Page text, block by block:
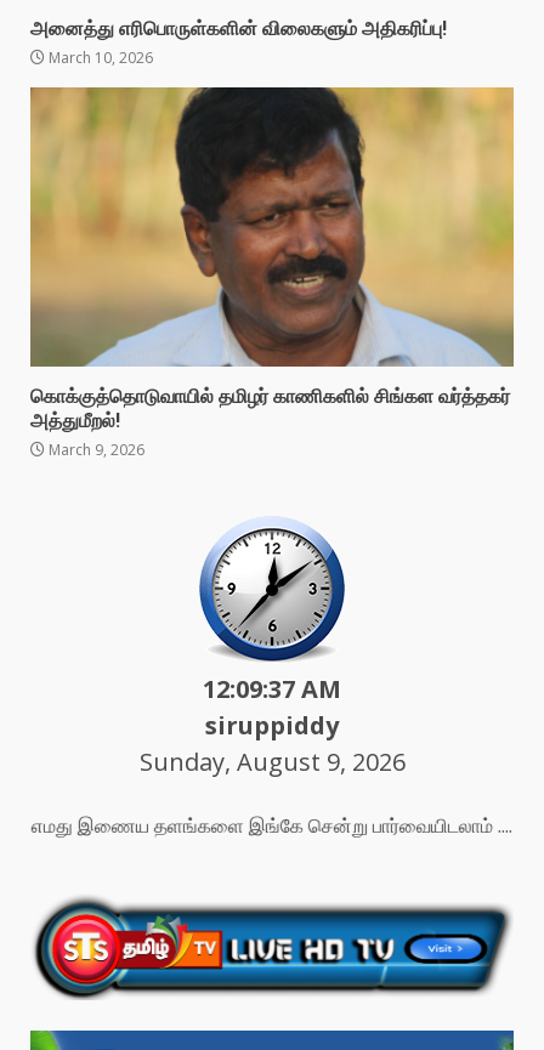
அனைத்து எரிபொருள்களின் விலைகளும் அதிகரிப்பு!
March 10, 2026
கொக்குத்தொடுவாயில் தமிழர் காணிகளில் சிங்கள வர்த்தகர்
அத்துமீறல்!
March 9, 2026
12:09:39 AM
siruppiddy
Sunday, August 9, 2026
எமது இணைய தளங்களை இங்கே சென்று பார்வையிடலாம் ....